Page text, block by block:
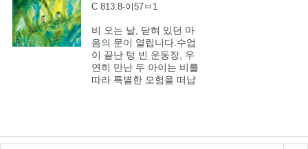
C 813.8-이57ㅂ1
비 오는 날, 닫혀 있던 마
음의 문이 열립니다.수업
이 끝난 텅 빈 운동장, 우
연히 만난 두 아이는 비를
따라 특별한 모험을 떠납
열고, 조금씩 친구가 되어